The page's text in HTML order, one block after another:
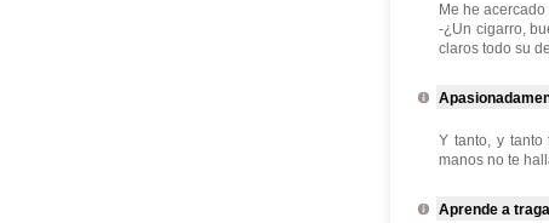
Me he
-¿Un cigarro,
claros todo su
Y tanto, y tanto
manos no te
Aprende a